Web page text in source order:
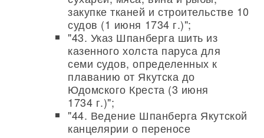
закупке тканей и строительстве 10
судов (1 июня 1734 г.)";
"43. Указ Шпанберга шить из
казенного холста паруса для
семи судов, определенных к
плаванию от Якутска до
Юдомского Креста (3 июня
1734 г.)";
"44. Ведение Шпанберга Якутской
канцелярии о переносе